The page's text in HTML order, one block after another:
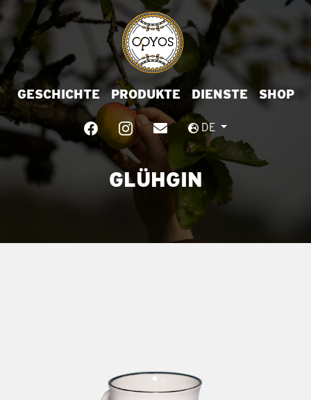
GESCHICHTE PRODUKTE DIENSTE SHOP
DE
GLÜHGIN